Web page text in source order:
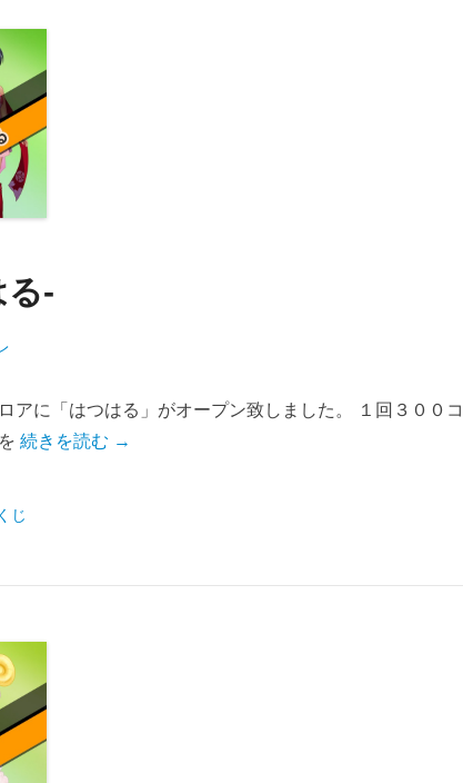
る-
アに「はつはる」がオープン致しました。 １回３００コ
続きを読む →
じ